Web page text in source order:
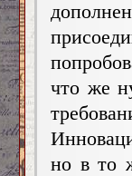
что же
но в то